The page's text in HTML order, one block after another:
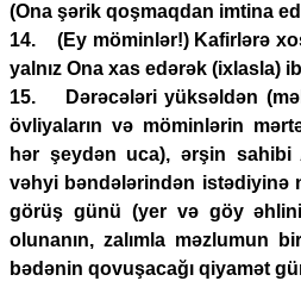
(Ona şərik qoşmaqdan imtina
14. (Ey möminlər!) Kafirlərə
yalnız Ona xas edərək (ixlasla)
15. Dərəcələri yüksəldən
övliyaların və möminlərin
hər şeydən uca), ərşin
vəhyi bəndələrindən istədiyinə
görüş günü (yer və göy
olunanın, zalımla məzlumun
bədənin qovuşacağı qiyamət